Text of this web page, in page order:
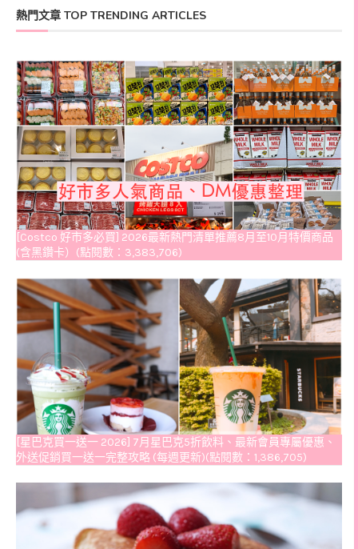
熱門文章 TOP TRENDING ARTICLES
[Costco 好市多必買] 2026最新熱門清單推薦8月至10月特價商品
(含黑鑽卡）(點閱數：3,383,706)
[星巴克買一送一 2026] 7月星巴克5折飲料、最新會員專屬優惠、
外送促銷買一送一完整攻略 (每週更新)(點閱數：1,386,705)